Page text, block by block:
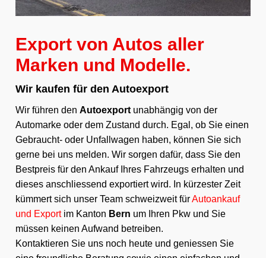
Export von Autos aller
Marken und Modelle.
Wir kaufen für den Autoexport
Wir führen denAutoexport unabhängig von der
Automarke oder dem Zustand durch. Egal, ob Sie einen
Gebraucht- oder Unfallwagen haben, können Sie sich
gerne bei uns melden. Wir sorgen dafür, dass Sie den
Bestpreis für den Ankauf Ihres Fahrzeugs erhalten und
dieses anschliessend exportiert wird. In kürzester Zeit
kümmert sich unser Team schweizweit fürAutoankauf
und Exportim Kanton Bern um Ihren Pkw und Sie
müssen keinen Aufwand betreiben.
Kontaktieren Sie uns noch heute und geniessen Sie